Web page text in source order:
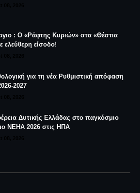
: Ο «Ράφτης Κυριών» στα «Θέστια
ελεύθερη είσοδο!
για τη νέα Ρυθμιστική απόφαση
2027
Δυτικής Ελλάδας στο παγκόσμιο
NEHA 2026 στις ΗΠΑ